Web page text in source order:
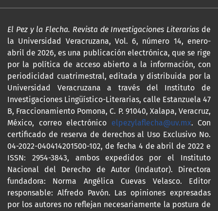
El Pez y la Flecha. Revista de Investigaciones Literarias de
la Universidad Veracruzana, Vol. 6, número 14, enero-
abril de 2026, es una publicación electrónica, que se rige
por la política de acceso abierto a la información, con
periodicidad cuatrimestral, editada y distribuida por la
Universidad Veracruzana a través del Instituto de
Investigaciones Lingüístico-Literarias, calle Estanzuela 47
B, Fraccionamiento Pomona, C. P. 91040, Xalapa, Veracruz,
México, correo electrónico elpezylaflecha@uv.mx. Con
certificado de reserva de derechos al Uso Exclusivo No.
04-2022-040414201500-102, de fecha 4 de abril de 2022 e
ISSN: 2954-3843, ambos expedidos por el Instituto
Nacional del Derecho de Autor (Indautor). Directora
fundadora: Norma Angélica Cuevas Velasco. Editor
responsable: Alfredo Pavón. Las opiniones expresadas
por los autores no reflejan necesariamente la postura de